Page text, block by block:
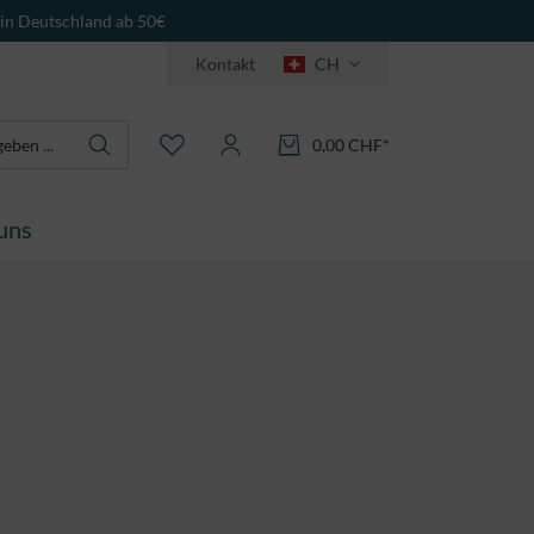
Deutschland ab 50€
Kontakt CH
0,00 CHF*